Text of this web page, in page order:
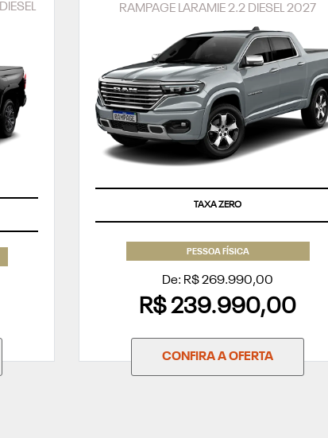
RAMPAGE LARAMIE 2.2 DIESEL 2027
TAXA ZERO
PESSOA FÍSICA
De: R$ 269.990,00
R$ 239.990,00
CONFIRA A OFERTA